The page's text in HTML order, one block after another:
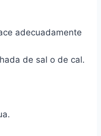
adecuadamente
de sal o de cal.